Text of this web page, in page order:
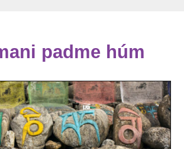
padme húm